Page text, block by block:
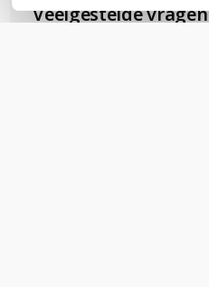
Veelgestelde vragen